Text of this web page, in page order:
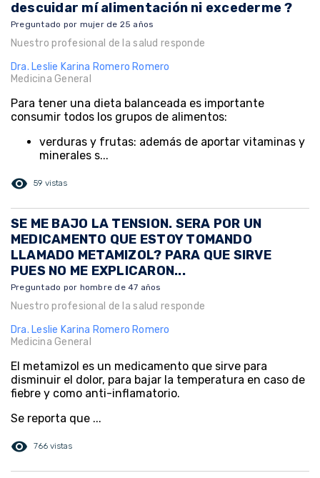
descuidar mí alimentación ni excederme ?
Preguntado por mujer de 25 años
Nuestro profesional de la salud responde
Dra. Leslie Karina Romero Romero
Medicina General
Para tener una dieta balanceada es importante
consumir todos los grupos de alimentos:
verduras y frutas: además de aportar vitaminas y
minerales s...
visibility 59 vistas
SE ME BAJO LA TENSION. SERA POR UN
MEDICAMENTO QUE ESTOY TOMANDO
LLAMADO METAMIZOL? PARA QUE SIRVE
PUES NO ME EXPLICARON...
Preguntado por hombre de 47 años
Nuestro profesional de la salud responde
Dra. Leslie Karina Romero Romero
Medicina General
El metamizol es un medicamento que sirve para
disminuir el dolor, para bajar la temperatura en caso de
fiebre y como anti-inflamatorio.
Se reporta que ...
visibility 766 vistas